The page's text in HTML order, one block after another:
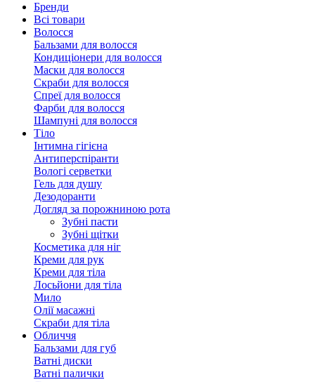
Бренди
Всі товари
Волосся
Бальзами для волосся
Кондиціонери для волосся
Маски для волосся
Скраби для волосся
Спреї для волосся
Фарби для волосся
Шампуні для волосся
Тіло
Інтимна гігієна
Антиперспіранти
Вологі серветки
Гель для душу
Дезодоранти
Догляд за порожниною рота
Зубні пасти
Зубні щітки
Косметика для ніг
Креми для рук
Креми для тіла
Лосьйони для тіла
Мило
Олії масажні
Скраби для тіла
Обличчя
Бальзами для губ
Ватні диски
Ватні палички